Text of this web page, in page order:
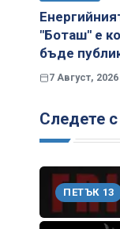
"Боташ" е
бъде
7 Август, 2026
Следете
ПЕТЪК 13